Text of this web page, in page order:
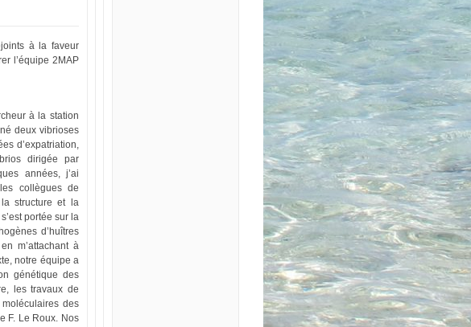
à la faveur
l’équipe 2MAP
à la station
deux vibrioses
d’expatriation,
dirigée par
années, j’ai
collègues de
la structure et la
portée sur la
d’huîtres
m’attachant à
notre équipe a
génétique des
les travaux de
des
F. Le Roux. Nos